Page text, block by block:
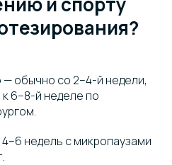
— обычно со 2–4-й недели,
6–8-й неделе по
недель с микропаузами